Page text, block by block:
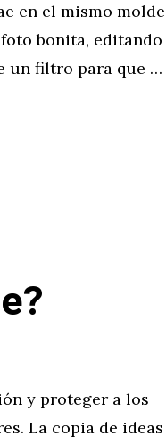
en el mismo molde
bonita, editando
un filtro para que …
y proteger a los
La copia de ideas